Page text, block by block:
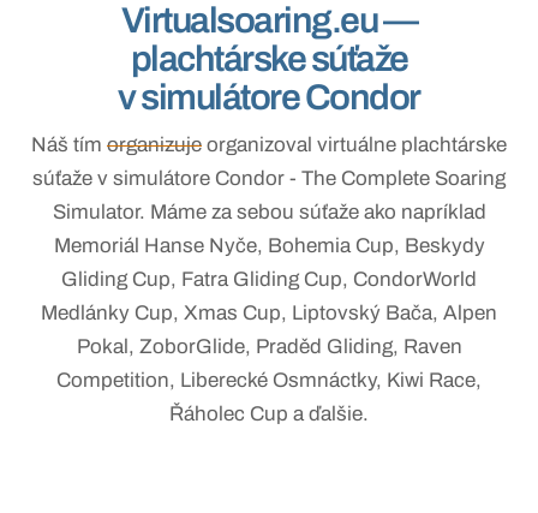
Virtualsoaring.eu —
plachtárske súťaže
v simulátore Condor
Náš tím organizuje organizoval virtuálne plachtárske
súťaže v simulátore Condor - The Complete Soaring
Simulator. Máme za sebou súťaže ako napríklad
Memoriál Hanse Nyče, Bohemia Cup, Beskydy
Gliding Cup, Fatra Gliding Cup, CondorWorld
Medlánky Cup, Xmas Cup, Liptovský Bača, Alpen
Pokal, ZoborGlide, Praděd Gliding, Raven
Competition, Liberecké Osmnáctky, Kiwi Race,
Řáholec Cup a ďalšie.